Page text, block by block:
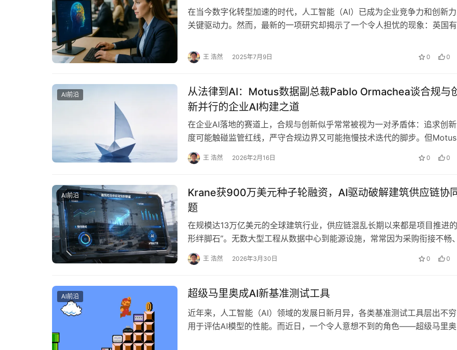
在当今数字化转型加速的时代，人工智能（AI）已成为企业竞争力和创新
关键驱动力。然而，最新的一项研究却揭示了一个令人担忧的现象：英国
王 浩然 2025年7月9日 0 0
AI前沿
从法律到AI：Motus数据副总裁Pablo Ormachea谈合规与
新并行的企业AI构建之道
在企业AI落地的赛道上，合规与创新似乎常常被视为一对矛盾体：追求创
度可能触碰监管红线，严守合规边界又可能拖慢技术迭代的脚步。但
据副总裁Pablo Ormachea却…
王 浩然 2026年2月16日 0 0
AI前沿
Krane获900万美元种子轮融资，AI驱动破解建筑供应链协
题
在规模达13万亿美元的全球建筑行业，供应链混乱长期以来都是项目推进
形绊脚石”。无数大型工程从数据中心到能源设施，常常因为采购衔接不畅
流协调滞后、信息传递断层等细碎问题陷入…
王 浩然 2026年3月30日 0 0
AI前沿 超级马里奥成AI新基准测试工具‌
近年来，人工智能（AI）领域的发展日新月异，各类基准测试工具层出不
用于评估AI模型的性能。而近日，一个令人意想不到的角色——超级马里